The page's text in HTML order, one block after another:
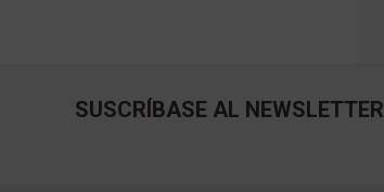
SUSCRÍBASE AL NEWSLETTER